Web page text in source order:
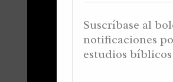
Suscríbase al
notificaciones
estudios